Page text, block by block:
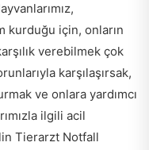
kurduğu için, onların
verebilmek çok
karşılaşırsak,
ve onlara yardımcı
ilgili acil
Tierarzt Notfall